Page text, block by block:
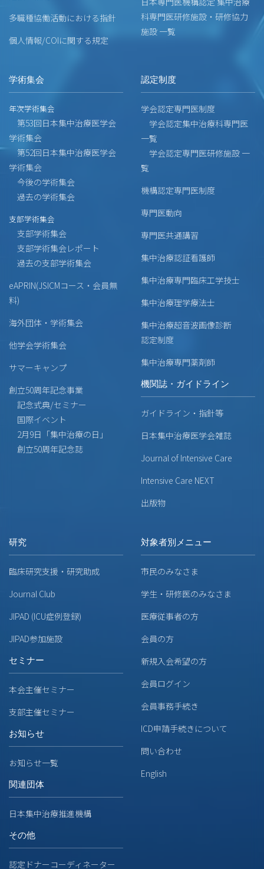
多職種協働活動における指針
個人情報/COIに関する規定
科専門医研修施設・研修協力
施設 一覧
学術集会
年次学術集会
第53回日本集中治療医学会
学術集会
第52回日本集中治療医学会
学術集会
今後の学術集会
過去の学術集会
支部学術集会
支部学術集会
支部学術集会レポート
過去の支部学術集会
eAPRIN(JSICMコース・会員無
料)
海外団体・学術集会
他学会学術集会
サマーキャンプ
創立50周年記念事業
記念式典/セミナー
国際イベント
2月9日「集中治療の日」
創立50周年記念誌
認定制度
学会認定専門医制度
学会認定集中治療科専門医
一覧
学会認定専門医研修施設 一
覧
機構認定専門医制度
専門医動向
専門医共通講習
集中治療認証看護師
集中治療専門臨床工学技士
集中治療理学療法士
集中治療超音波画像診断
認定制度
集中治療専門薬剤師
機関誌・ガイドライン
ガイドライン・指針等
日本集中治療医学会雑誌
Journal of Intensive Care
Intensive Care NEXT
出版物
研究
臨床研究支援・研究助成
Journal Club
JIPAD (ICU症例登録)
JIPAD参加施設
セミナー
本会主催セミナー
支部主催セミナー
お知らせ
お知らせ一覧
関連団体
日本集中治療推進機構
その他
認定ドナーコーディネーター
対象者別メニュー
市民のみなさま
学生・研修医のみなさま
医療従事者の方
会員の方
新規入会希望の方
会員ログイン
会員事務手続き
ICD申請手続きについて
問い合わせ
English